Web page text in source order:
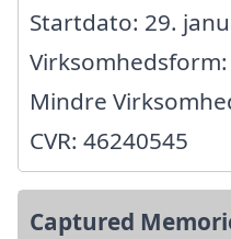
Startdato: 29.
Mindre
CVR: 46240545
Captured